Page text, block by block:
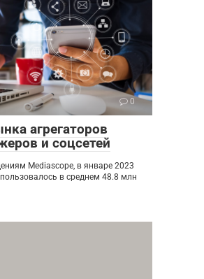
0
агрегаторов
и соцсетей
Mediascope, в январе 2023
в среднем 48.8 млн